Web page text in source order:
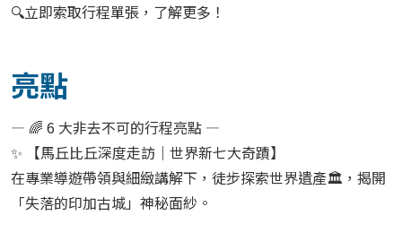
🔍立即索取行程單張，了解更多！
亮點
— 🌈 6 大非去不可的行程亮點 —
✨ 【馬丘比丘深度走訪｜世界新七大奇蹟】
在專業導遊帶領與細緻講解下，徒步探索世界遺產🏛️，揭開
「失落的印加古城」神秘面紗。